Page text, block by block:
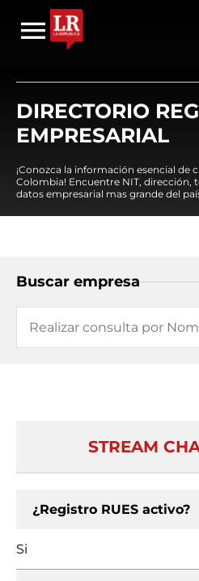
DIRECTORIO
EMPRESARIAL
¡Conozca la información esencial de
Colombia! Encuentre NIT, dirección,
datos empresarial mas grande del
Buscar empresa
STREAM
¿Registro RUES activo?
Si